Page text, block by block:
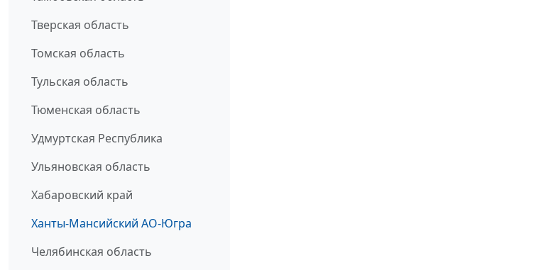
Тверская область
Томская область
Тульская область
Тюменская область
Удмуртская Республика
Ульяновская область
Хабаровский край
Ханты-Мансийский АО-Югра
Челябинская область